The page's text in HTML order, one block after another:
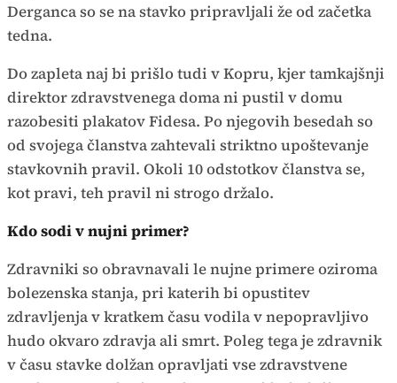
Derganca so se na stavko pripravljali že od začetka
tedna.
Do zapleta naj bi prišlo tudi v Kopru, kjer tamkajšnji
direktor zdravstvenega doma ni pustil v domu
razobesiti plakatov Fidesa. Po njegovih besedah so
od svojega članstva zahtevali striktno upoštevanje
stavkovnih pravil. Okoli 10 odstotkov članstva se,
kot pravi, teh pravil ni strogo držalo.
Kdo sodi v nujni primer?
Zdravniki so obravnavali le nujne primere oziroma
bolezenska stanja, pri katerih bi opustitev
zdravljenja v kratkem času vodila v nepopravljivo
hudo okvaro zdravja ali smrt. Poleg tega je zdravnik
v času stavke dolžan opravljati vse zdravstvene